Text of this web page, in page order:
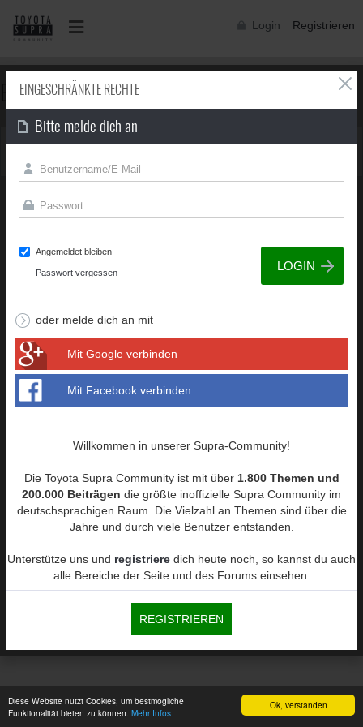
Ok, verstanden
Diese Website nutzt Cookies, um bestmögliche
Funktionalität bieten zu können. Mehr Infos
Login Registrieren
EINGESCHRÄNKTE RECHTE
Du besitzt nicht die erforderliche Berechtigung, um diese
EINGESCHRÄNKTE RECHTE
Bitte melde dich an
Angemeldet bleiben
Passwort vergessen
oder melde dich an mit
Mit Google verbinden
Mit Facebook verbinden
Willkommen in unserer Supra-Community!
Die Toyota Supra Community ist mit über 1.800 Themen und
200.000 Beiträgen die größte inoffizielle Supra Community im
deutschsprachigen Raum. Die Vielzahl an Themen sind über die
Jahre und durch viele Benutzer entstanden.
Unterstütze uns und registriere dich heute noch, so kannst du auch
alle Bereiche der Seite und des Forums einsehen.
REGISTRIEREN